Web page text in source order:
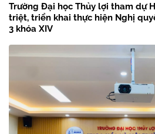
Trường Đại học Thủy lợi tham dự
triệt, triển khai thực hiện Nghị
3 khóa XIV